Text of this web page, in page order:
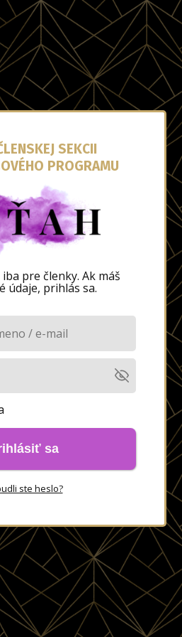
SEKCII
PROGRAMU
pre členky. Ak máš
údaje, prihlás sa.
sa
ste heslo?